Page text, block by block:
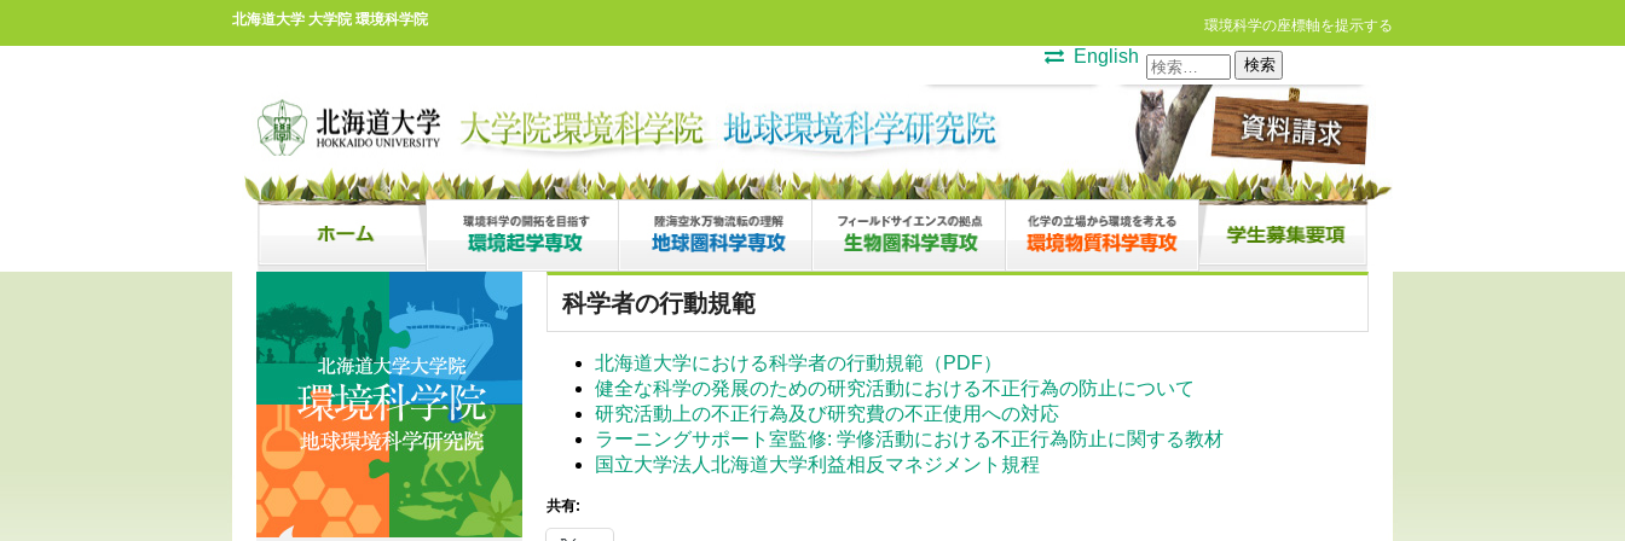
北海道大学 大学院 環境科学院 環境科学の座標軸を提示する
検
索:
English
科学者の行動規範
北海道大学における科学者の行動規範（PDF）
健全な科学の発展のための研究活動における不正行為の防止について
研究活動上の不正行為及び研究費の不正使用への対応
ラーニングサポート室監修: 学修活動における不正行為防止に関する教材
国立大学法人北海道大学利益相反マネジメント規程
共有: